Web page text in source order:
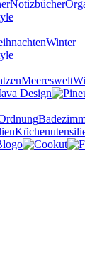
Notizbücher
Winter
Meereswelt